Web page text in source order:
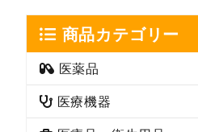
商品カテゴリー
医薬品
医療機器